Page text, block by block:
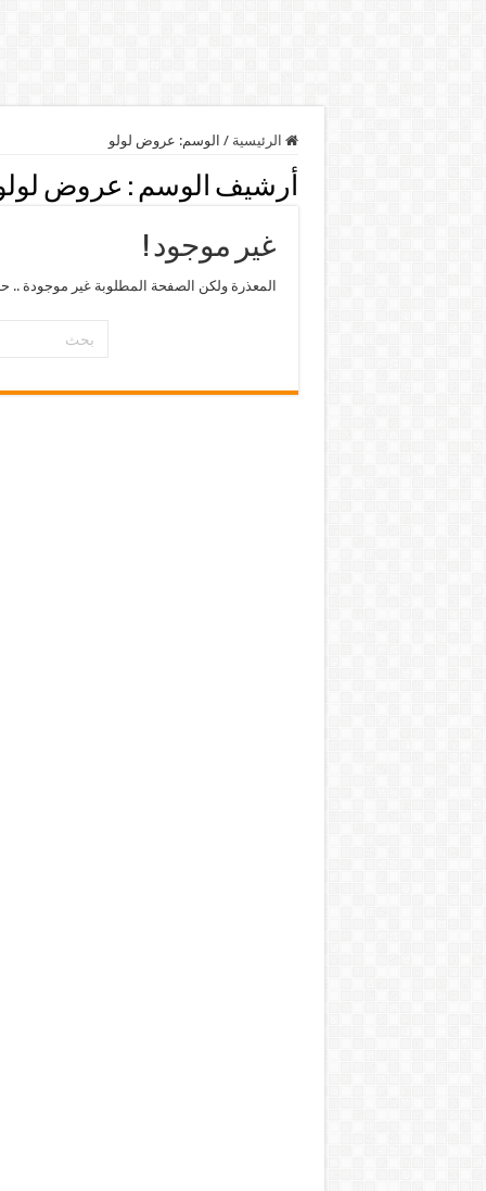
الرئيسية / الوسم: عروض لولو
أرشيف الوسم : عروض
غير موجود !
المعذرة ولكن الصفحة المطلوبة غير موجودة